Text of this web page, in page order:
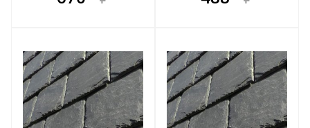
всегда выгоднее!
всегда выгоднее!